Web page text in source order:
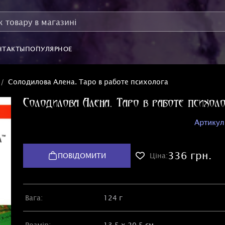
ПОПУЛЯРНОЕ
Солодилова Алена. Таро в работе психолога
Солодилова Алена. Таро в работе
ПОВІДОМИТИ Ціна:336 грн.
Вага: 124 г